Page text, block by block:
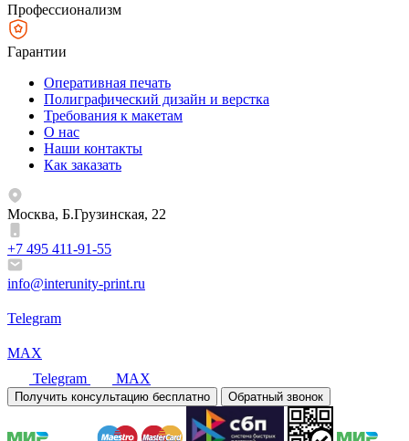
Профессионализм
Гарантии
Оперативная печать
Полиграфический дизайн и верстка
Требования к макетам
О нас
Наши контакты
Как заказать
Москва, Б.Грузинская, 22
+7 495 411-91-55
info@interunity-print.ru
Telegram
MAX
Telegram
MAX
Получить консультацию бесплатно Обратный звонок